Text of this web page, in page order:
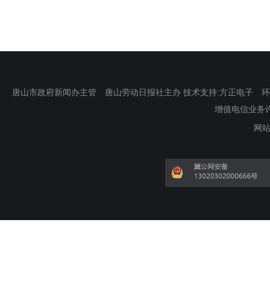
唐山市政府新闻办主管 唐山劳动日报社主办 技术支持:方正电子
增值电信业务
网